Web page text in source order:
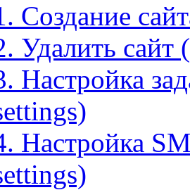
Создание
Удалить сайт
Настройка
Настройка